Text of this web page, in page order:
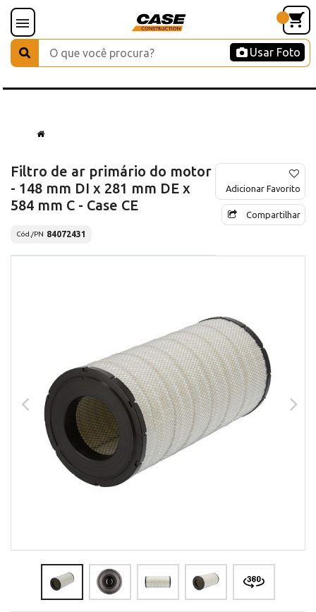
Usar Foto
Filtro de ar primário do motor
- 148 mm DI x 281 mm DE x
584 mm C - Case CE
Cód./PN 84072431
Adicionar Favorito
Compartilhar